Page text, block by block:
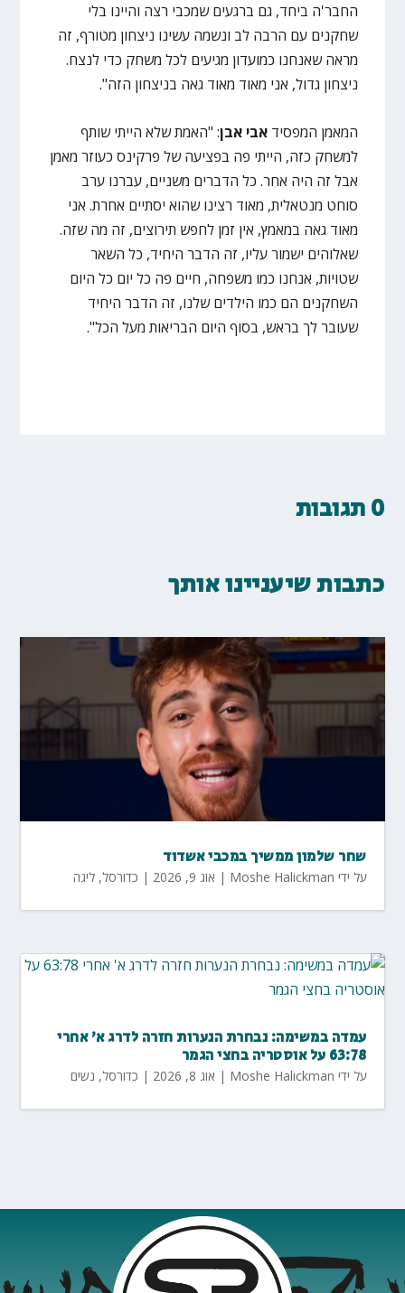
החבר'ה ביחד, גם ברגעים שמכבי רצה והיינו בלי
שחקנים עם הרבה לב ונשמה עשינו ניצחון מטורף, זה
מראה שאנחנו כמועדון מגיעים לכל משחק כדי לנצח.
ניצחון גדול, אני מאוד מאוד גאה בניצחון הזה".
המאמן המפסידאבי אבן: "האמת שלא הייתי שותף
למשחק כזה, הייתי פה בפציעה של פרקינס כעוזר מאמן
אבל זה היה אחר. כל הדברים משניים, עברנו ערב
סוחט מנטאלית, מאוד רצינו שהוא יסתיים אחרת. אני
מאוד גאה במאמץ, אין זמן לחפש תירוצים, זה מה שזה.
שאלוהים ישמור עליו, זה הדבר היחיד, כל השאר
שטויות, אנחנו כמו משפחה, חיים פה כל יום כל היום
השחקנים הם כמו הילדים שלנו, זה הדבר היחיד
שעובר לך בראש, בסוף היום הבריאות מעל הכל".
0 תגובות
כתבות שיעניינו אותך
שחר שלמון ממשיך במכבי אשדוד
על ידי Moshe Halickman
| אוג 9, 2026 | כדורסל,ליגה
עמדה במשימה: נבחרת הנערות חזרה לדרג א' אחרי
63:78 על אוסטריה בחצי הגמר
על ידי Moshe Halickman
| אוג 8, 2026 | כדורסל, נשים